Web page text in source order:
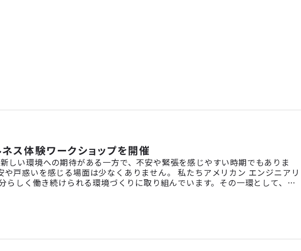
ネス体験ワークショップを開催
しい環境への期待がある一方で、不安や緊張を感じやすい時期でもありま
戸惑いを感じる場面は少なくありません。 私たちアメリカン エンジニアリ
しく働き続けられる環境づくりに取り組んでいます。その一環として、こ